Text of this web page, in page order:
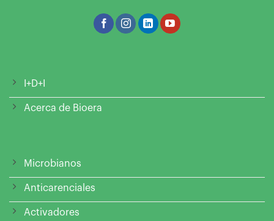
I+D+I
Acerca de Bioera
Microbianos
Anticarenciales
Activadores